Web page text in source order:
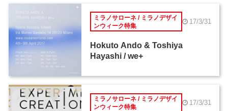
ミラノサローネ / ミラノデザイ
ンウィーク特集
17/3/31
Hokuto Ando & Toshiya
Hayashi / we+
ミラノサローネ / ミラノデザイ
ンウィーク特集
17/3/31